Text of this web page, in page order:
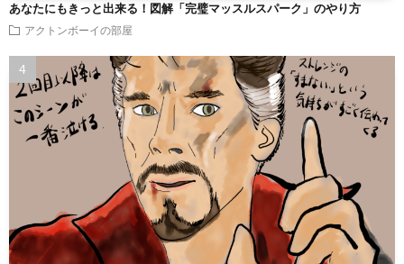
あなたにもきっと出来る！図解「完璧マッスルスパーク」のやり方
アクトンボーイの部屋